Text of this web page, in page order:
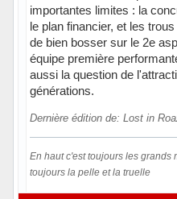
importantes limites : la
le plan financier, et les
de bien bosser sur le 2e
équipe première
aussi la question de
générations.
Dernière édition de: Lost in
En haut c'est toujours les grands
toujours la pelle et la truelle